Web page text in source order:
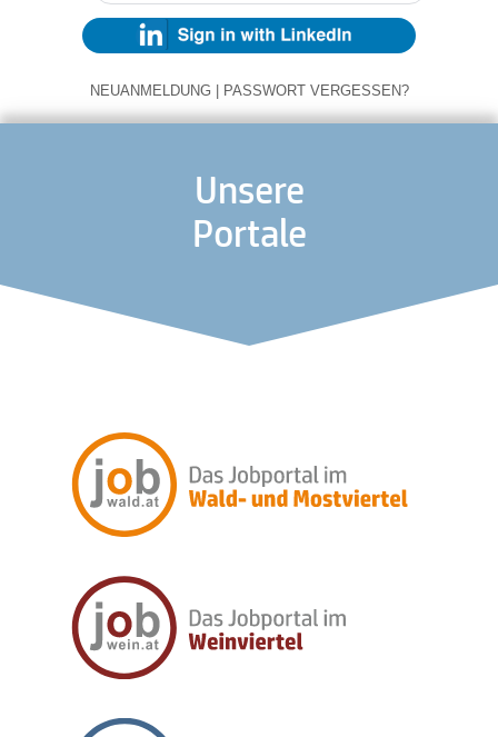
NEUANMELDUNG | PASSWORT VERGESSEN?
Unsere
Portale